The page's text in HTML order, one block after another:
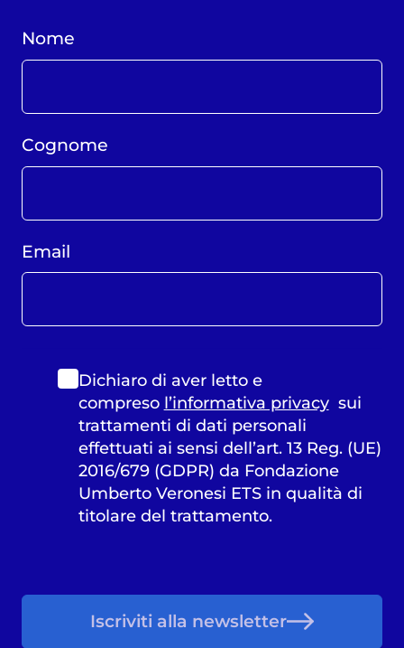
Nome
Cognome
Email
Dichiaro di aver letto e
compreso l’informativa privacysui
trattamenti di dati personali
effettuati ai sensi dell’art. 13 Reg. (UE)
2016/679 (GDPR) da Fondazione
Umberto Veronesi ETS in qualità di
titolare del trattamento.
Iscriviti alla newsletter